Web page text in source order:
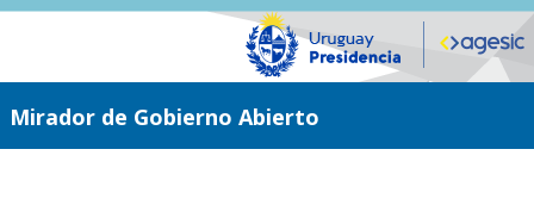
Saltar
Mirador de Gobierno Abierto